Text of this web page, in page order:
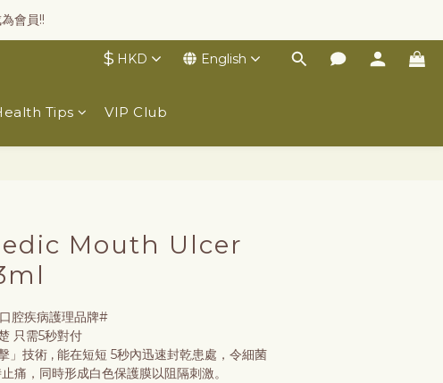
會員!!
$ HKD English
Tips VIP Club
Mouth Ulcer
腔疾病護理品牌#
只需5秒對付
」技術 , 能在短短 5秒內迅速封乾患處，令細菌
痛，同時形成白色保護膜以阻隔刺激。